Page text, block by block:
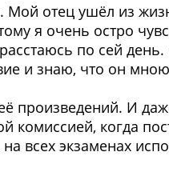
отец ушёл из
я очень остро
по сей
и знаю, что он
произведений. И
комиссией, когда
всех экзаменах